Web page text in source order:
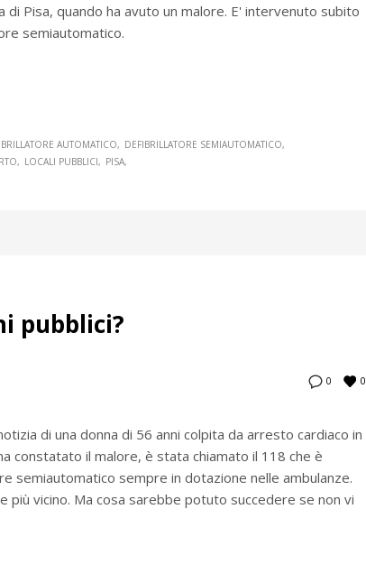
di Pisa, quando ha avuto un malore. E' intervenuto subito
semiautomatico.
AUTOMATICO
DEFIBRILLATORE SEMIAUTOMATICO
LOCALI PUBBLICI PISA
pubblici?
0 0
di una donna di 56 anni colpita da arresto cardiaco in
constatato il malore, è stata chiamato il 118 che è
semiautomatico sempre in dotazione nelle ambulanze.
vicino. Ma cosa sarebbe potuto succedere se non vi